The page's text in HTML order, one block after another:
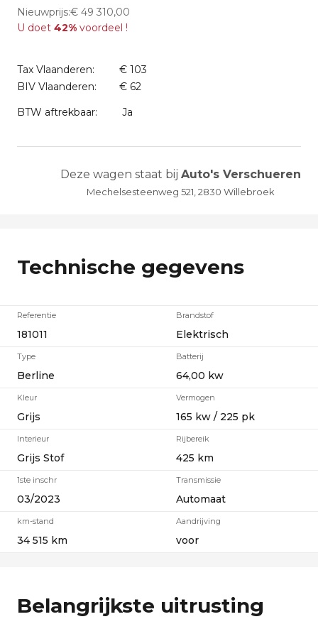
Nieuwprijs:€ 49 310,00
U doet 42% voordeel !
Tax Vlaanderen:
€ 103
BIV Vlaanderen:
€ 62
BTW aftrekbaar:
Ja
Deze wagen staat bij Auto's Verschueren
Mechelsesteenweg 521, 2830 Willebroek
Technische gegevens
Referentie
181011
Type
Berline
Kleur
Grijs
Interieur
Grijs Stof
1ste inschr
03/2023
km-stand
34 515 km
Brandstof
Elektrisch
Batterij
64,00 kw
Vermogen
165 kw / 225 pk
Rijbereik
425 km
Transmissie
Automaat
Aandrijving
voor
Belangrijkste uitrusting